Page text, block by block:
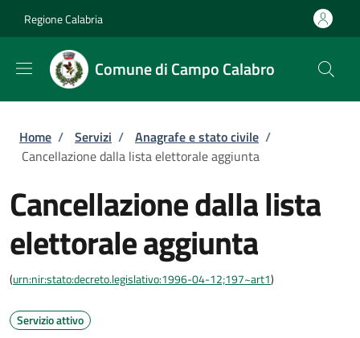
Regione Calabria
Comune di Campo Calabro
Briciole di pane
Home / Servizi / Anagrafe e stato civile /
Cancellazione dalla lista elettorale aggiunta
Cancellazione dalla lista
elettorale aggiunta
(urn:nir:stato:decreto.legislativo:1996-04-12;197~art1)
Servizio attivo